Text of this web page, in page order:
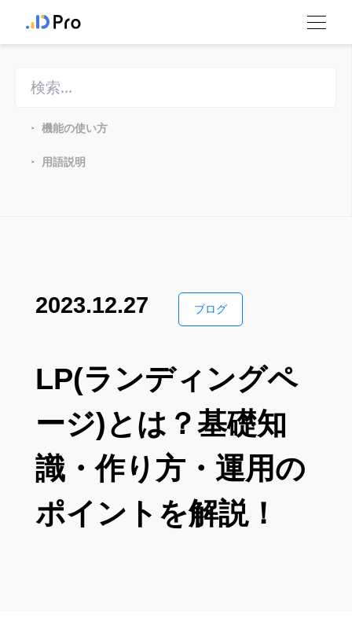
> 機能の使い方
> 用語説明
2023.12.27 ブログ
LP(ランディングペ
ージ)とは？基礎知
識・作り方・運用の
ポイントを解説！